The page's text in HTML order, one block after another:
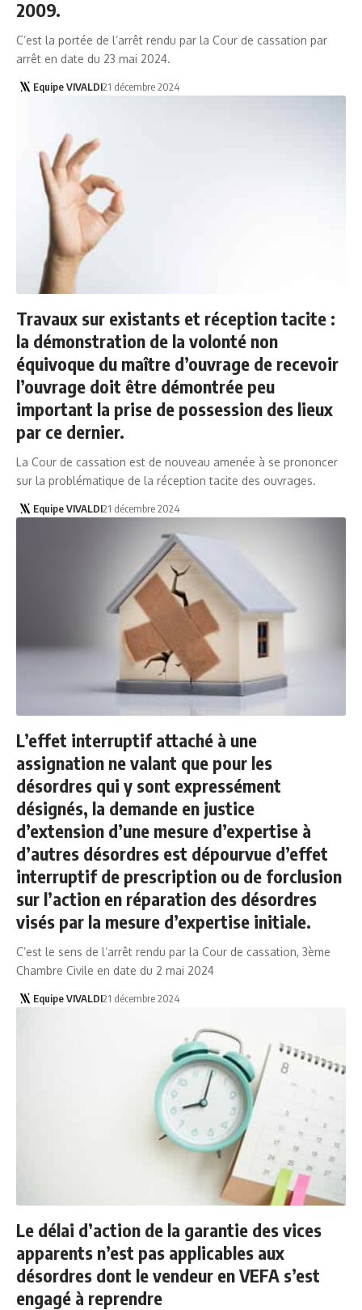
2009.
C’est la portée de l’arrêt rendu par la Cour de cassation par
arrêt en date du 23 mai 2024.
Equipe VIVALDI21 décembre 2024
Travaux sur existants et réception tacite :
la démonstration de la volonté non
équivoque du maître d’ouvrage de recevoir
l’ouvrage doit être démontrée peu
important la prise de possession des lieux
par ce dernier.
La Cour de cassation est de nouveau amenée à se prononcer
sur la problématique de la réception tacite des ouvrages.
Equipe VIVALDI21 décembre 2024
L’effet interruptif attaché à une
assignation ne valant que pour les
désordres qui y sont expressément
désignés, la demande en justice
d’extension d’une mesure d’expertise à
d’autres désordres est dépourvue d’effet
interruptif de prescription ou de forclusion
sur l’action en réparation des désordres
visés par la mesure d’expertise initiale.
C’est le sens de l’arrêt rendu par la Cour de cassation, 3ème
Chambre Civile en date du 2 mai 2024
Equipe VIVALDI21 décembre 2024
Le délai d’action de la garantie des vices
apparents n’est pas applicables aux
désordres dont le vendeur en VEFA s’est
engagé à reprendre